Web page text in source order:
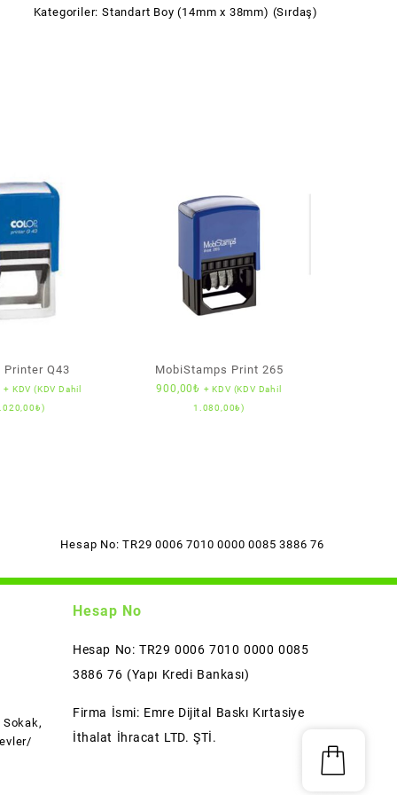
Kategoriler: Standart Boy (14mm x 38mm) (Sırdaş)
Printer Q43
+ KDV (KDV Dahil
₺)
MobiStamps Print 265
900,00₺ + KDV (KDV Dahil
1.080,00₺)
Hesap No: TR29 0006 7010 0000 0085 3886 76
Hesap No
Hesap No: TR29 0006 7010 0000 0085
3886 76 (Yapı Kredi Bankası)
Firma İsmi: Emre Dijital Baskı Kırtasiye
İthalat İhracat LTD. ŞTİ.